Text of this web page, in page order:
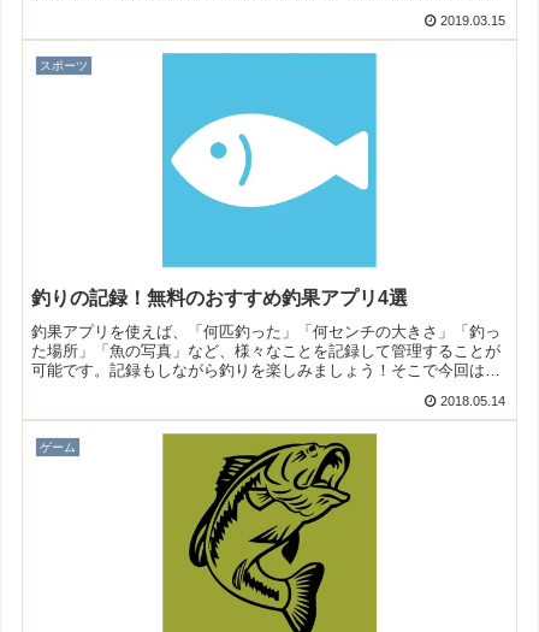
2019.03.15
スポーツ
釣りの記録！無料のおすすめ釣果アプリ4選
釣果アプリを使えば、「何匹釣った」「何センチの大きさ」「釣っ
た場所」「魚の写真」など、様々なことを記録して管理することが
可能です。記録もしながら釣りを楽しみましょう！そこで今回は無
2018.05.14
ゲーム